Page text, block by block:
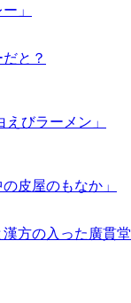
」
と？
びラーメン」
皮屋のもなか」
漢方の入った廣貫堂